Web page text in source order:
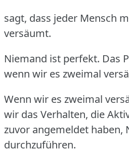
sagt, dass jeder Mensch
versäumt.
Niemand ist perfekt. Das
wenn wir es zweimal
Wenn wir es zweimal
wir das Verhalten, die
zuvor angemeldet haben,
durchzuführen.